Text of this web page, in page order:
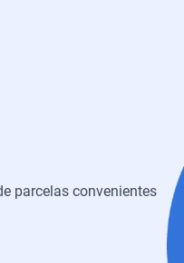
parcelas convenientes